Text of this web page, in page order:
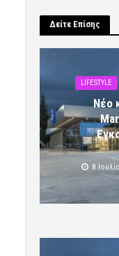
Δείτε Επίσης
LIFESTYLE
Νέο
8